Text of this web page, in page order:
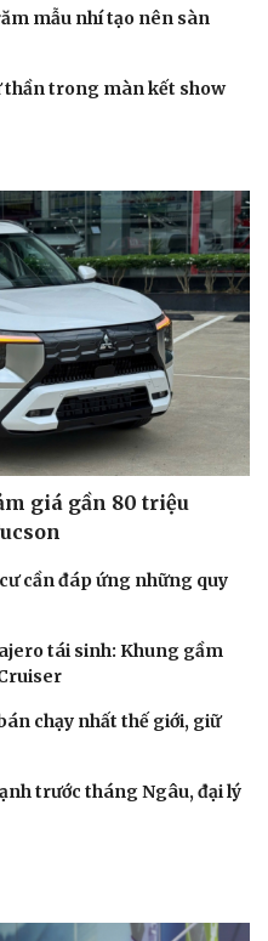
Podcast
Câu chuyện thời sự
Đọc truyện đêm khuya
Cửa sổ tình yêu
Kể chuyện cho bé
Hạt giống tâm hồn
mẫu nhí tạo nên sàn
thần trong màn kết show
giá gần 80 triệu
cần đáp ứng những quy
tái sinh: Khung gầm
chạy nhất thế giới, giữ
trước tháng Ngâu, đại lý